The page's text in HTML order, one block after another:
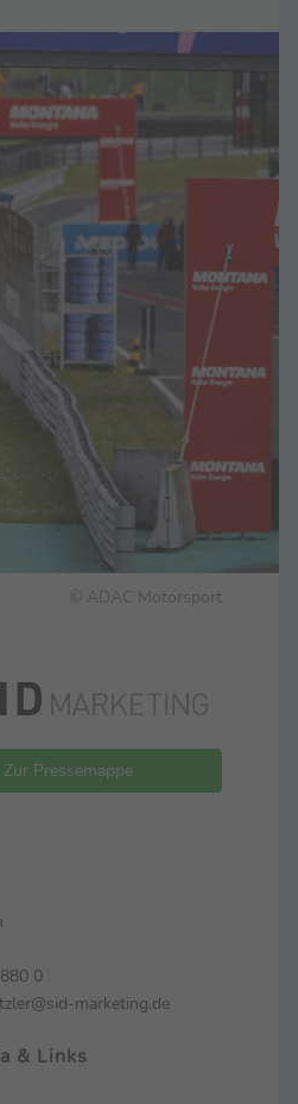
© ADAC Motorsport
Zur Pressemappe
0
marketing.de
& Links